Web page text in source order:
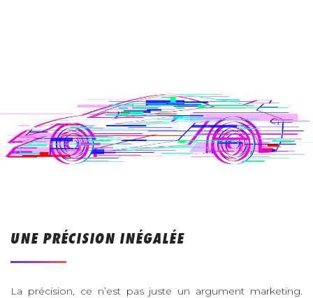
UNE PRÉCISION INÉGALÉE
La précision, ce n’est pas juste un argument marketing.